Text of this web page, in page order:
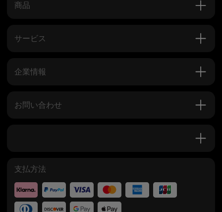
商品
サービス
企業情報
お問い合わせ
支払方法